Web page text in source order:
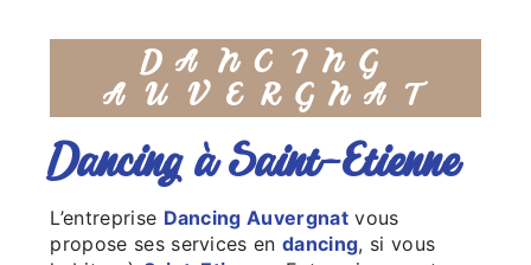
DANCING
AUVERGNAT
dancing à Saint-Etienne
L’entreprise Dancing Auvergnatvous
propose ses services endancing, si vous